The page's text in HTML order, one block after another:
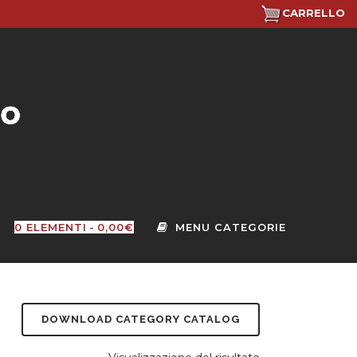
CARRELLO
0 ELEMENTI 0,00€
DOWNLOAD CATEGORY CATALOG